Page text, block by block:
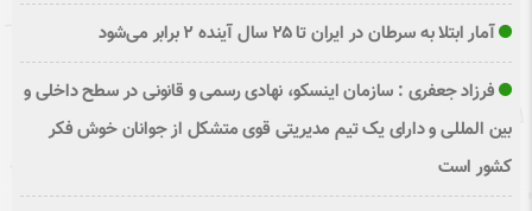
آمار ابتلا به سرطان در ایران تا ۲۵ سال آینده ۲ برابر می‌شود
فرزاد جعفری : سازمان اینسکو، نهادی رسمی و قانونی در سطح داخلی و
بین المللی و دارای یک تیم مدیریتی قوی متشکل از جوانان خوش فکر
کشور است